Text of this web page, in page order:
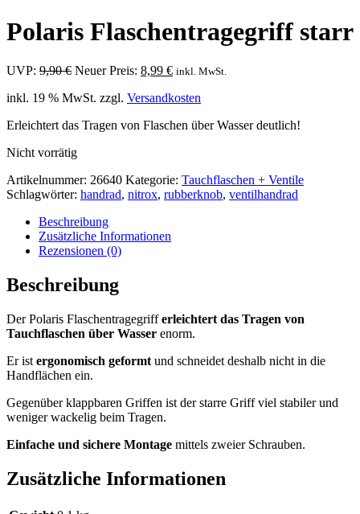
Polaris Flaschentragegriff starr
UVP: 9,90€ Ursprünglicher
war:
Neuer Preis: 8,99 €Aktueller
ist:
inkl. MwSt.
inkl. 19 % MwSt. zzgl. Versandkosten
Erleichtert das Tragen von Flaschen über Wasser deutlich!
Nicht vorrätig
Artikelnummer: 26640 Kategorie: Tauchflaschen + Ventile
Schlagwörter: handrad, nitrox, rubberknob, ventilhandrad
Beschreibung
Zusätzliche Informationen
Rezensionen (0)
Beschreibung
Der Polaris Flaschentragegrifferleichtert das Tragen von
Tauchflaschen über Wasser enorm.
Er ist ergonomisch geformt und schneidet deshalb nicht in die
Handflächen ein.
Gegenüber klappbaren Griffen ist der starre Griff viel stabiler und
weniger wackelig beim Tragen.
Einfache und sichere Montage mittels zweier Schrauben.
Zusätzliche Informationen